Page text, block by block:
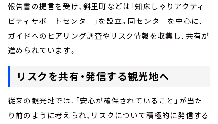
報告書の提言を受け、斜里町などは「知床しゃりアクティ
ビティサポートセンター」を設立。同センターを中心に、
ガイドへのヒアリング調査やリスク情報を収集し、共有が
進められています。
リスクを共有・発信する観光地へ
従来の観光地では、「安心が確保されていること」が当た
り前のように考えられ、リスクについて積極的に発信する